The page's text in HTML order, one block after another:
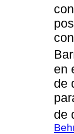
en
de
de